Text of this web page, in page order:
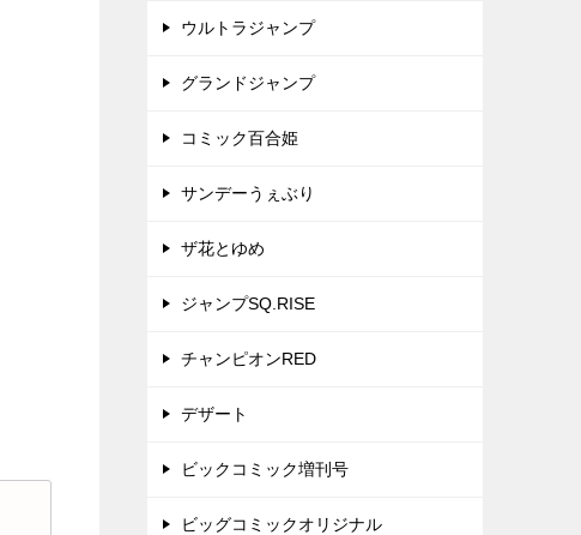
ウルトラジャンプ
グランドジャンプ
コミック百合姫
サンデーうぇぶり
ザ花とゆめ
ジャンプSQ.RISE
チャンピオンRED
デザート
ビックコミック増刊号
ビッグコミックオリジナル